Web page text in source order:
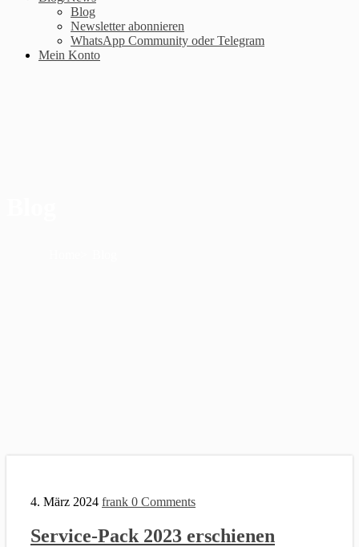
Blog
Newsletter abonnieren
WhatsApp Community oder Telegram
Mein Konto
4. März 2024 frank 0 Comments
Service-Pack 2023 erschienen